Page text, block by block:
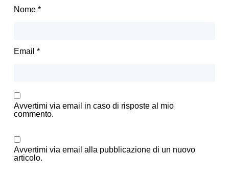
Nome *
Email *
Avvertimi via email in caso di risposte al mio
commento.
Avvertimi via email alla pubblicazione di un nuovo
articolo.